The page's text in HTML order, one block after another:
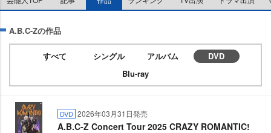
t
A.B.C-Zの作品
すべて シングル アルバム
DVD
Blu-ray
DVD 2026年03月31日発売
A.B.C-Z Concert Tour 2025 CRAZY ROMANTIC!